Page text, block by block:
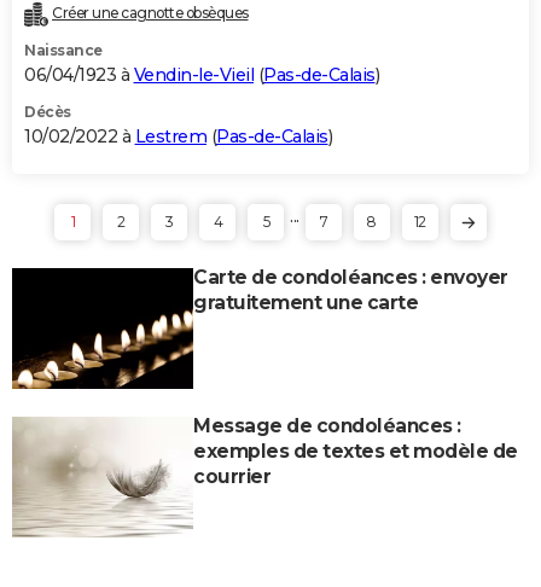
Créer une cagnotte obsèques
Naissance
06/04/1923 à Vendin-le-Vieil (Pas-de-Calais)
Décès
10/02/2022 à Lestrem (Pas-de-Calais)
1 2 3 4 5 ... 7 8 12
Carte de condoléances : envoyer
gratuitement une carte
Message de condoléances :
exemples de textes et modèle de
courrier